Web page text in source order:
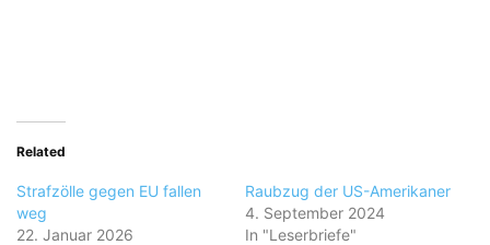
Related
Strafzölle gegen EU fallen
weg
22. Januar 2026
Raubzug der US-Amerikaner
4. September 2024
In "Leserbriefe"